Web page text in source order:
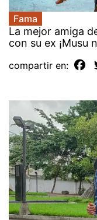
Fama
La mejor amiga
con su ex ¡Musu
compartir en: